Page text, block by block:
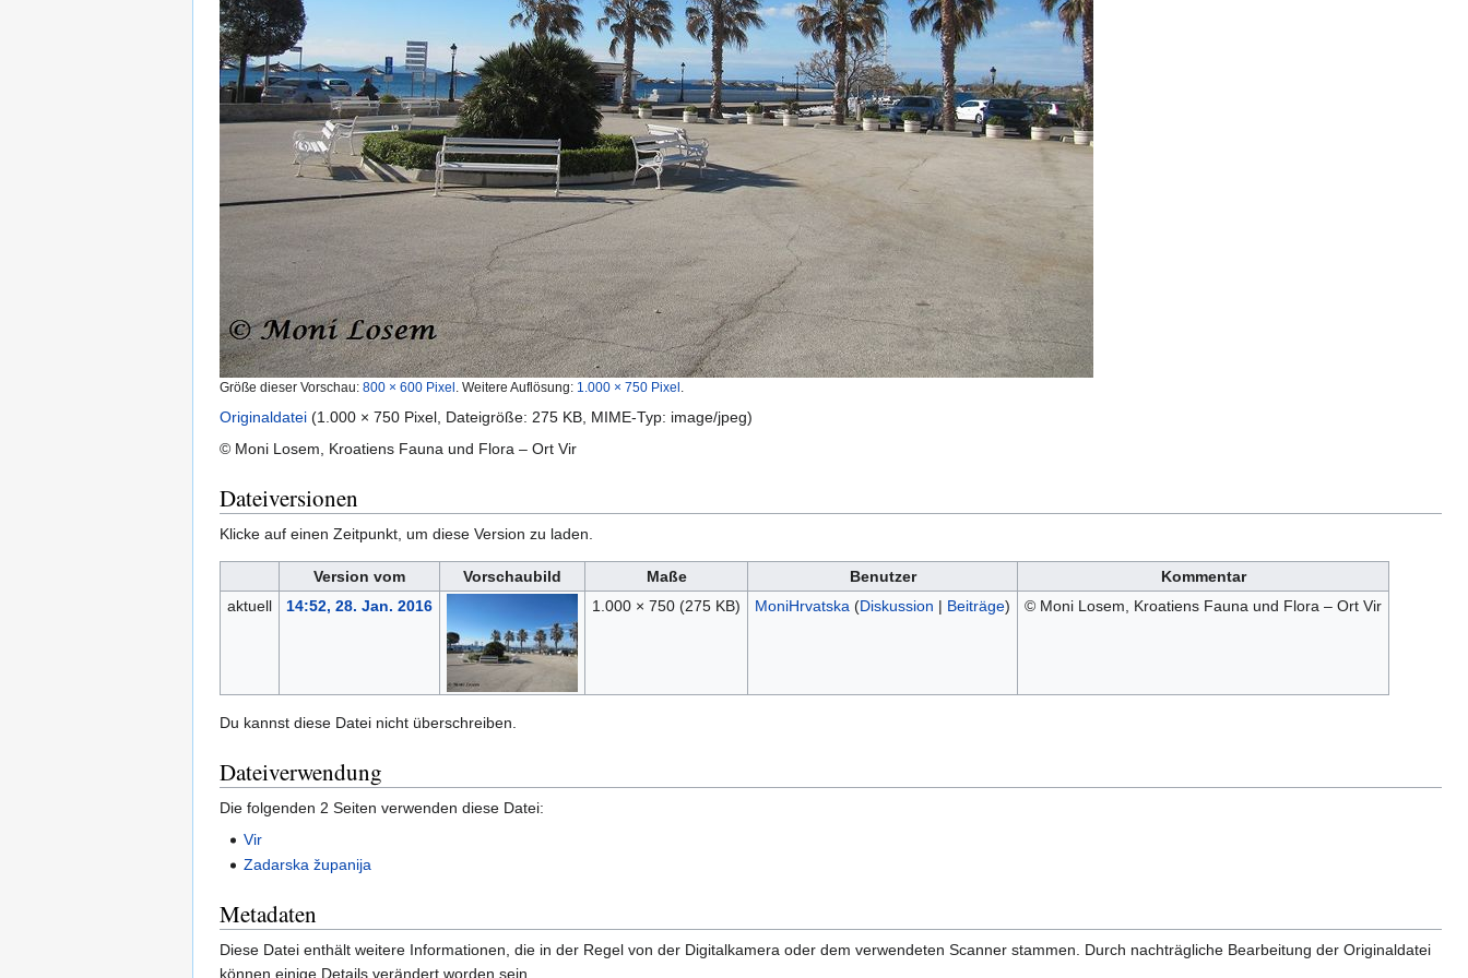
Größe dieser Vorschau: 800 × 600 Pixel Weitere Auflösung: 1.000 × 750 Pixel
Originaldatei (1.000 × 750 Pixel, Dateigröße: 275 KB, MIME-Typ: image/jpeg)
© Moni Losem, Kroatiens Fauna und Flora – Ort Vir
Dateiversionen
Klicke auf einen Zeitpunkt, um diese Version zu laden.
Version vom Vorschaubild Maße Benutzer
Kommentar
aktuell
14:52, 28. Jan. 2016 1.000 × 750 (275 KB) MoniHrvatska (Diskussion | Beiträge) © Moni Losem, Kroatiens Fauna und Flora – Ort Vir
Du kannst diese Datei nicht überschreiben.
Dateiverwendung
Die folgenden 2 Seiten verwenden diese Datei:
Vir
Zadarska županija
Metadaten
Diese Datei enthält weitere Informationen, die in der Regel von der Digitalkamera oder dem verwendeten Scanner stammen. Durch nachträgliche Bearbeitung der Originaldatei
können einige Details verändert worden sein.